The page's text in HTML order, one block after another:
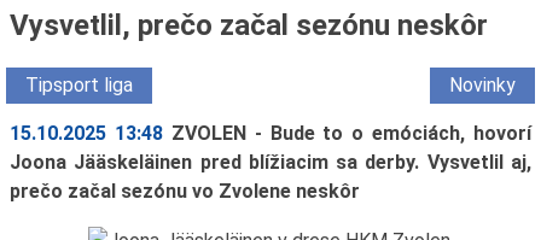
Vysvetlil, prečo začal sezónu neskôr
Tipsport liga Novinky
15.10.2025 13:48 ZVOLEN - Bude to o emóciách, hovorí
Joona Jääskeläinen pred blížiacim sa derby. Vysvetlil aj,
prečo začal sezónu vo Zvolene neskôr